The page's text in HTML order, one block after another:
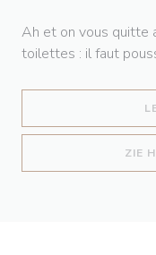
Ah et on vous quitte
toilettes : il faut
ZIE